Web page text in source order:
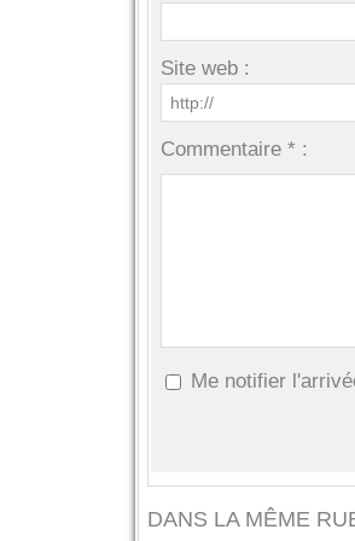
Site web :
Commentaire * :
Me notifier
DANS LA MÊME